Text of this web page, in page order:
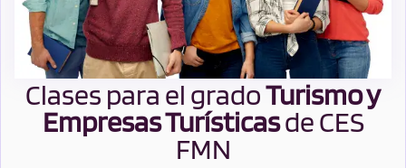
Clases para el gradoTurismo y
Empresas Turísticasde CES
FMN